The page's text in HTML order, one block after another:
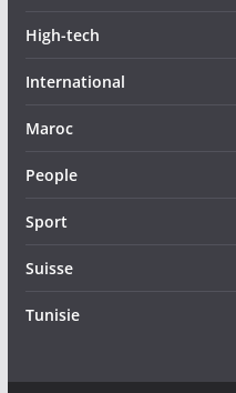
High-tech
International
Maroc
People
Sport
Suisse
Tunisie